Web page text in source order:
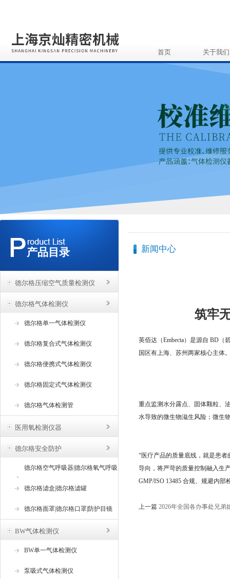
首页 关于我们
产品目录
德尔格压缩空气质量检测仪
德尔格气体检测仪
德尔格单一气体检测仪
德尔格复合式气体检测仪
德尔格便携式气体检测仪
德尔格固定式气体检测仪
德尔格气体检测管
医用氧检测仪器
德尔格安全防护
德尔格空气呼吸器|德尔格氧气呼吸
器
德尔格滤盒|德尔格滤罐
德尔格面罩|德尔格口罩|防护目镜
BW气体检测仪
BW单一气体检测仪
泵吸式气体检测仪
新闻中心
筑牢
英佰达（Embecta）是源自 BD
国区有上海、苏州两家核心主体
重点监测水分露点、固体颗粒、
水导致的微生物滋生风险； 微生
“医疗产品的质量底线，就是患
导向，将严苛的质量控制融入生
GMP/ISO 13485 合规、规避内
上一篇 2026年全国各办事处兄弟